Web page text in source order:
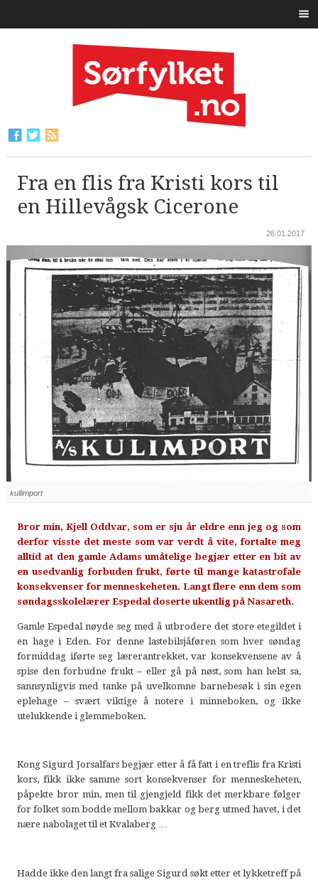
Fra en flis fra Kristi kors til
en Hillevågsk Cicerone
26.01.2017
kullimport
Bror min, Kjell Oddvar, som er sju år eldre enn jeg og som
derfor visste det meste som var verdt å vite, fortalte meg
alltid at den gamle Adams umåtelige begjær etter en bit av
en usedvanlig forbuden frukt, førte til mange katastrofale
konsekvenser for menneskeheten. Langt flere enn dem som
søndagsskolelærer Espedal doserte ukentlig på Nasareth.
Gamle Espedal nøyde seg med å utbrodere det store etegildet i
en hage i Eden. For denne lastebilsjåføren som hver søndag
formiddag iførte seg lærerantrekket, var konsekvensene av å
spise den forbudne frukt – eller gå på nøst, som han helst sa,
sannsynligvis med tanke på uvelkomne barnebesøk i sin egen
eplehage – svært viktige å notere i minneboken, og ikke
utelukkende i glemmeboken.
Kong Sigurd Jorsalfars begjær etter å få fatt i en treflis fra Kristi
kors, fikk ikke samme sort konsekvenser for menneskeheten,
påpekte bror min, men til gjengjeld fikk det merkbare følger
for folket som bodde mellom bakkar og berg utmed havet, i det
nære nabolaget til et Kvalaberg …
Hadde ikke den langt fra salige Sigurd søkt etter et lykketreff på